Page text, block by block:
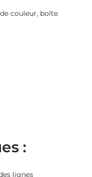
couleur, boîte
:
lignes